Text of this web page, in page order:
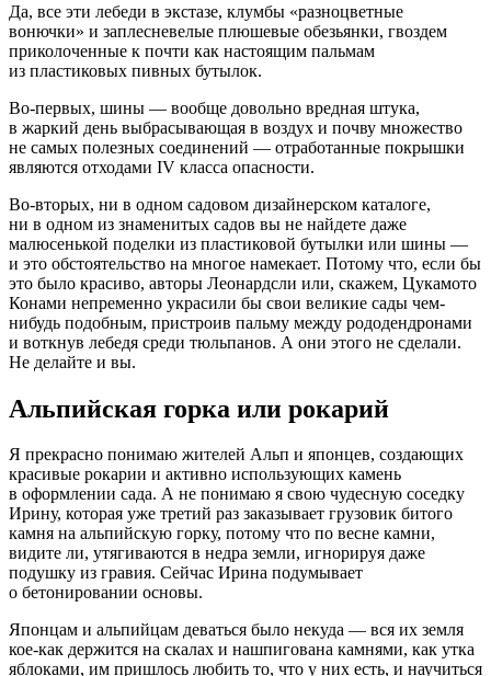
Да, все эти лебеди в экстазе, клумбы «разноцветные
вонючки» и заплесневелые плюшевые обезьянки, гвоздем
приколоченные к почти как настоящим пальмам
из пластиковых пивных бутылок.
Во-первых, шины — вообще довольно вредная штука,
в жаркий день выбрасывающая в воздух и почву множество
не самых полезных соединений — отработанные покрышки
являются отходами IV класса опасности.
Во-вторых, ни в одном садовом дизайнерском каталоге,
ни в одном из знаменитых садов вы не найдете даже
малюсенькой поделки из пластиковой бутылки или шины —
и это обстоятельство на многое намекает. Потому что, если бы
это было красиво, авторы Леонардсли или, скажем, Цукамото
Конами непременно украсили бы свои великие сады чем-
нибудь подобным, пристроив пальму между рододендронами
и воткнув лебедя среди тюльпанов. А они этого не сделали.
Не делайте и вы.
Альпийская горка или рокарий
Я прекрасно понимаю жителей Альп и японцев, создающих
красивые рокарии и активно использующих камень
в оформлении сада. А не понимаю я свою чудесную соседку
Ирину, которая уже третий раз заказывает грузовик битого
камня на альпийскую горку, потому что по весне камни,
видите ли, утягиваются в недра земли, игнорируя даже
подушку из гравия. Сейчас Ирина подумывает
о бетонировании основы.
Японцам и альпийцам деваться было некуда — вся их земля
кое-как держится на скалах и нашпигована камнями, как утка
яблоками, им пришлось любить то, что у них есть, и научиться